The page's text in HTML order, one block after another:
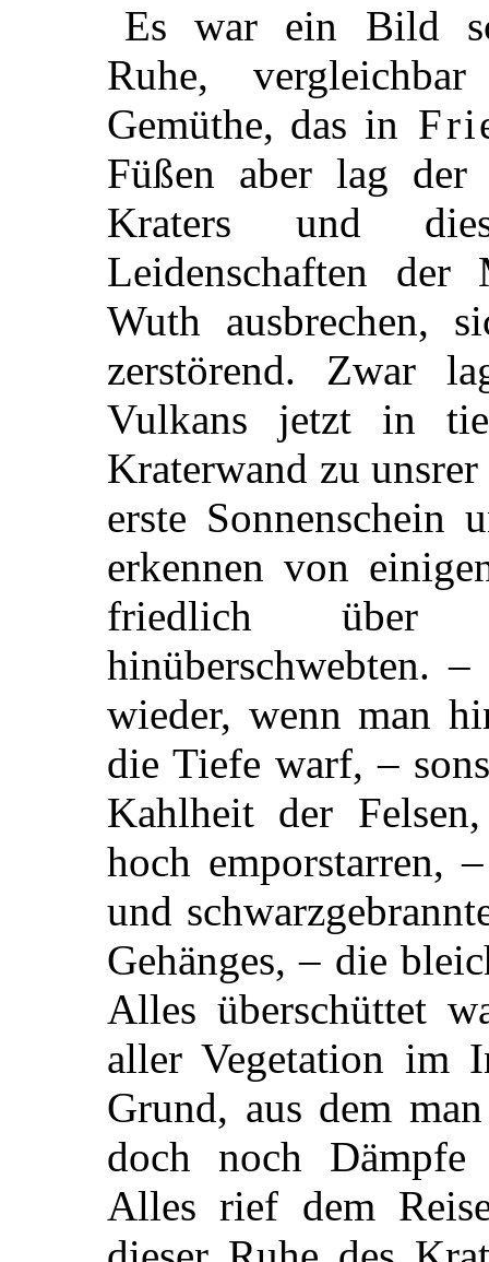
Es war ein Bild
Ruhe,
Gemüthe, das in
Füßen aber lag der
Kraters und
Leidenschaften der
Wuth ausbrechen,
zerstörend. Zwar
Vulkans jetzt in
Kraterwand zu
erste Sonnenschein
erkennen von
friedlich über
hinüberschwebten.
wieder, wenn man
die Tiefe warf, –
Kahlheit der
hoch emporstarren,
und
Gehänges, – die
Alles überschüttet
aller Vegetation im
Grund, aus dem
doch noch Dämpfe
Alles rief dem